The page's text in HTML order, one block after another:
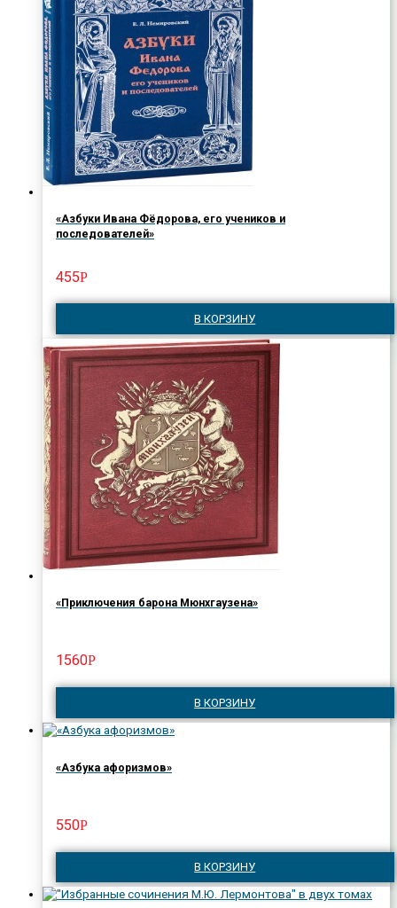
«Азбуки Ивана Фёдорова, его учеников и
последователей»
455Р
В КОРЗИНУ
«Приключения барона Мюнхгаузена»
1560Р
В КОРЗИНУ
«Азбука афоризмов»
550Р
В КОРЗИНУ